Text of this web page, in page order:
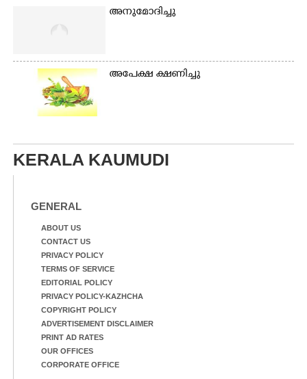
അനുമോദിച്ചു
അപേക്ഷ ക്ഷണിച്ചു
KERALA KAUMUDI
GENERAL
ABOUT US
CONTACT US
PRIVACY POLICY
TERMS OF SERVICE
EDITORIAL POLICY
PRIVACY POLICY-KAZHCHA
COPYRIGHT POLICY
ADVERTISEMENT DISCLAIMER
PRINT AD RATES
OUR OFFICES
CORPORATE OFFICE